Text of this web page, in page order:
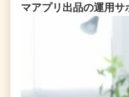
マアプリ出品の運用